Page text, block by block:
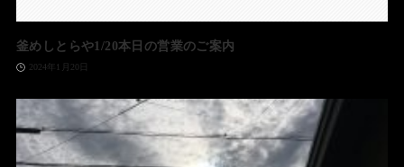
釜めしとらや1/20本日の営業のご案内
2024年1月20日